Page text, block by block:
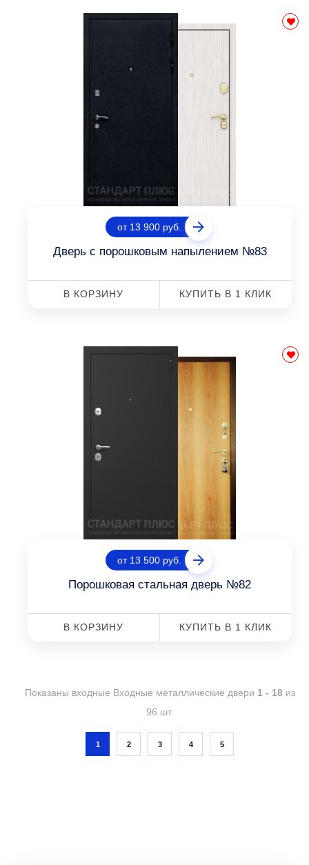
от 13 900 руб.
Дверь с порошковым напылением №83
В КОРЗИНУ КУПИТЬ В 1 КЛИК
от 13 500 руб.
Порошковая стальная дверь №82
В КОРЗИНУ КУПИТЬ В 1 КЛИК
Показаны входные Входные металлические двери 1 - 18из
96 шт.
1 2 3 4 5